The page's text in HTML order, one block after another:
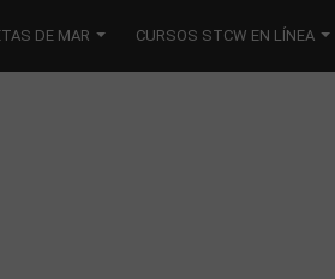
DE MAR CURSOS STCW EN LÍNEA